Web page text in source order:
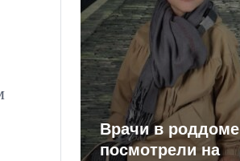
Врачи в роддоме
посмотрели на